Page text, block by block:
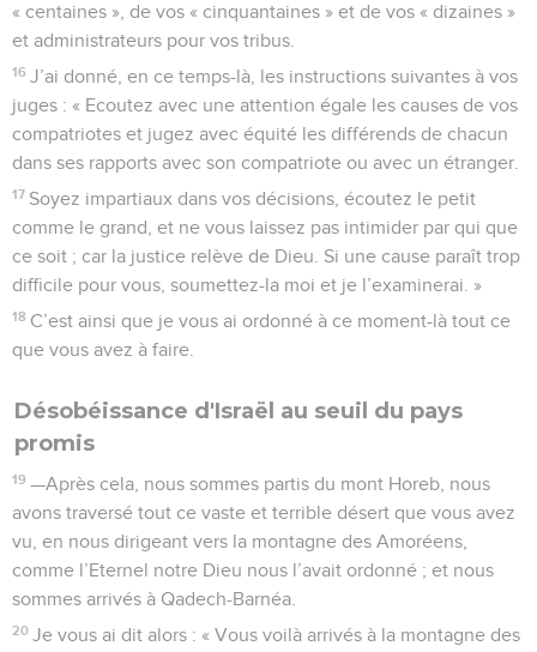
« centaines », de vos « cinquantaines » et de vos « dizaines »
et administrateurs pour vos tribus.
16 J’ai donné, en ce temps-là, les instructions suivantes à vos
juges : « Ecoutez avec une attention égale les causes de vos
compatriotes et jugez avec équité les différends de chacun
dans ses rapports avec son compatriote ou avec un étranger.
17 Soyez impartiaux dans vos décisions, écoutez le petit
comme le grand, et ne vous laissez pas intimider par qui que
ce soit ; car la justice relève de Dieu. Si une cause paraît trop
difficile pour vous, soumettez-la moi et je l’examinerai. »
18 C’est ainsi que je vous ai ordonné à ce moment-là tout ce
que vous avez à faire.
Désobéissance d'Israël au seuil du pays
promis
19 —Après cela, nous sommes partis du mont Horeb, nous
avons traversé tout ce vaste et terrible désert que vous avez
vu, en nous dirigeant vers la montagne des Amoréens,
comme l’Eternel notre Dieu nous l’avait ordonné ; et nous
sommes arrivés à Qadech-Barnéa.
20 Je vous ai dit alors : « Vous voilà arrivés à la montagne des